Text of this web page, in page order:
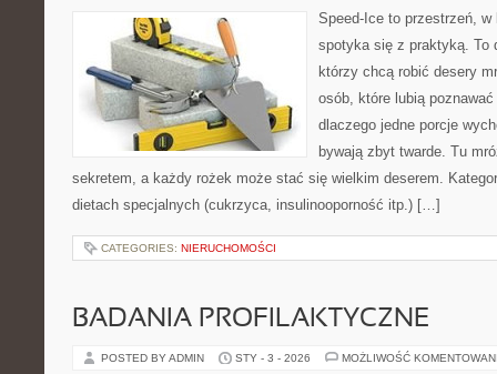
Speed-Ice to przestrzeń,
spotyka się z praktyką. To
którzy chcą robić desery
osób, które lubią
dlaczego jedne porcje
bywają zbyt twarde. Tu
sekretem, a każdy rożek może stać się wielkim deserem.
dietach specjalnych (cukrzyca, insulinooporność itp.) […]
CATEGORIES: NIERUCHOMOŚCI
BADANIA PROFILAKTYCZNE
POSTED BY ADMIN STY - 3 - 2026 MOŻLIWOŚĆ